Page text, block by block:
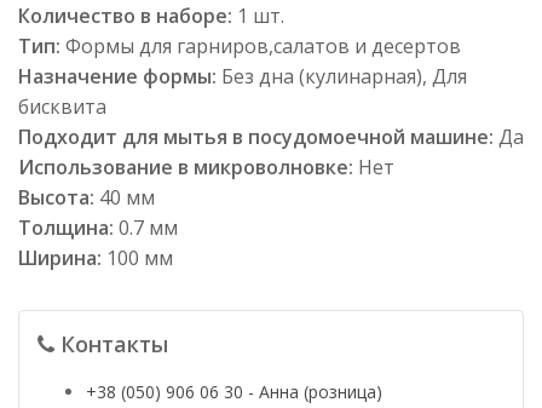
Количество в наборе: 1 шт.
Тип: Формы для гарниров,салатов и десертов
Назначение формы: Без дна (кулинарная), Для
бисквита
Подходит для мытья в посудомоечной машине: Да
Использование в микроволновке: Нет
Высота: 40 мм
Толщина: 0.7 мм
Ширина: 100 мм
Контакты
+38 (050) 906 06 30 - Анна (розница)